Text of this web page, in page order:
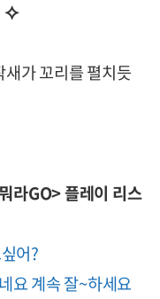
⯎
가 꼬리를 펼치듯
라GO> 플레이 리스
어?
요 계속 잘~하세요